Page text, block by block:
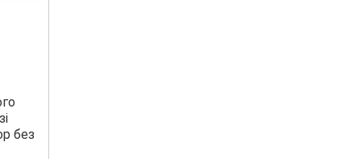
без